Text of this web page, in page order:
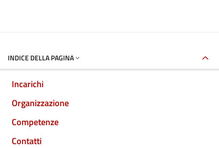
INDICE DELLA PAGINA
Incarichi
Organizzazione
Competenze
Contatti